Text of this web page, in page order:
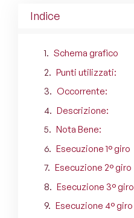
Indice
Schema grafico
Punti utilizzati:
Occorrente:
Descrizione:
Nota Bene:
Esecuzione 1° giro
Esecuzione 2° giro
Esecuzione 3° giro
Esecuzione 4° giro